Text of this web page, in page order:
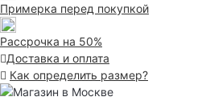
Примерка перед покупкой
Рассрочка на 50%
Доставка и оплата
Как определить размер?